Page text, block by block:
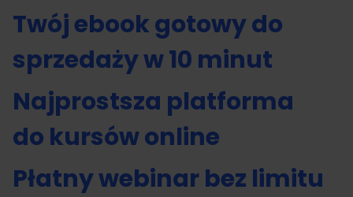
Twój ebook gotowy do
sprzedaży w 10 minut
Najprostsza platforma
do kursów online
Płatny webinar bez limitu